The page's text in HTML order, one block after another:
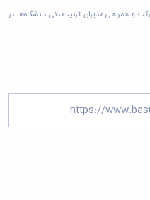
و همراهی مدیران تربیت‌بدنی دانشگاه‌ها در